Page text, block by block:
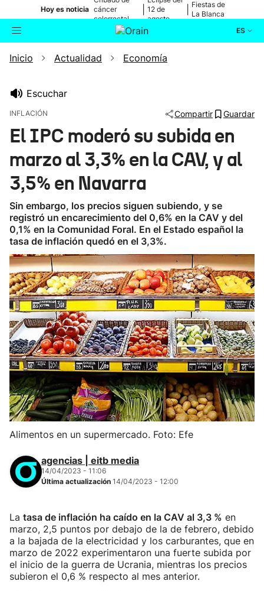
Hoy es noticia cáncer
colorrectal
12 de
agosto
Fiestas de
La Blanca
ES
Buscador Actualidad
Ikusmiran
Eguraldia
Inicio Actualidad Economía
Escuchar
INFLACIÓN Compartir Guardar
El IPC moderó su subida en
marzo al 3,3% en la CAV, y al
3,5% en Navarra
Sin embargo, los precios siguen subiendo, y se
registró un encarecimiento del 0,6% en la CAV y del
0,1% en la Comunidad Foral. En el Estado español la
tasa de inflación quedó en el 3,3%.
Alimentos en un supermercado. Foto: Efe
agencias | eitb media
14/04/2023 - 11:06
Última actualización 14/04/2023 - 12:00
La tasa de inflación ha caído en la CAV al 3,3 % en
marzo, 2,5 puntos por debajo de la de febrero, debido
a la bajada de la electricidad y los carburantes, que en
marzo de 2022 experimentaron una fuerte subida por
el inicio de la guerra de Ucrania, mientras los precios
subieron el 0,6 % respecto al mes anterior.